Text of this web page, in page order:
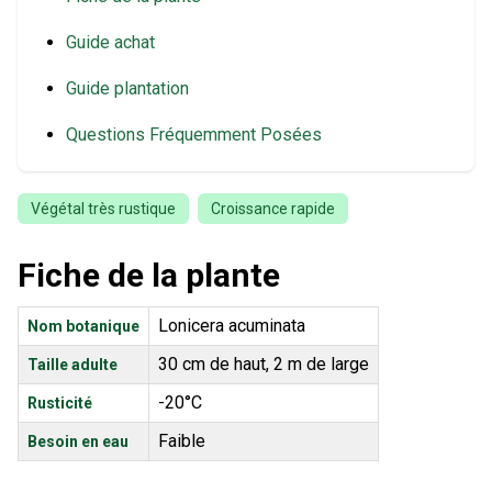
Guide achat
Guide plantation
Questions Fréquemment Posées
Végétal très rustique Croissance rapide
Fiche de la plante
Nom botanique Lonicera acuminata
Taille adulte 30 cm de haut, 2 m de large
Rusticité -20°C
Besoin en eau Faible